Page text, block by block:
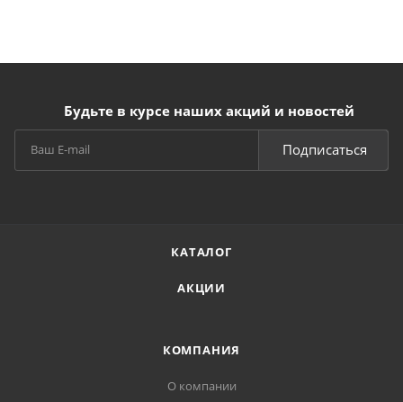
Будьте в курсе наших акций и новостей
Подписаться
КАТАЛОГ
АКЦИИ
КОМПАНИЯ
О компании